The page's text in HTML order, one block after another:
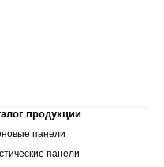
продукции
панели
панели